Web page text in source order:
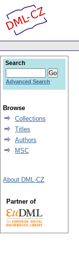
Search
Advanced Search
Browse
Collections
Titles
Authors
MSC
About DML-CZ
Partner of